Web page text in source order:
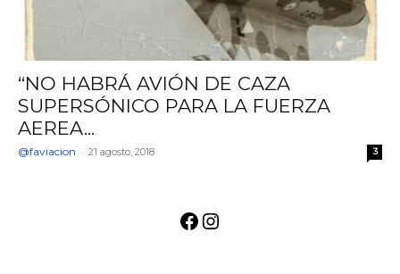
“NO HABRÁ AVIÓN DE CAZA
SUPERSÓNICO PARA LA FUERZA
AEREA...
@faviacion - 21 agosto, 2018 3
Facebook
Instagram